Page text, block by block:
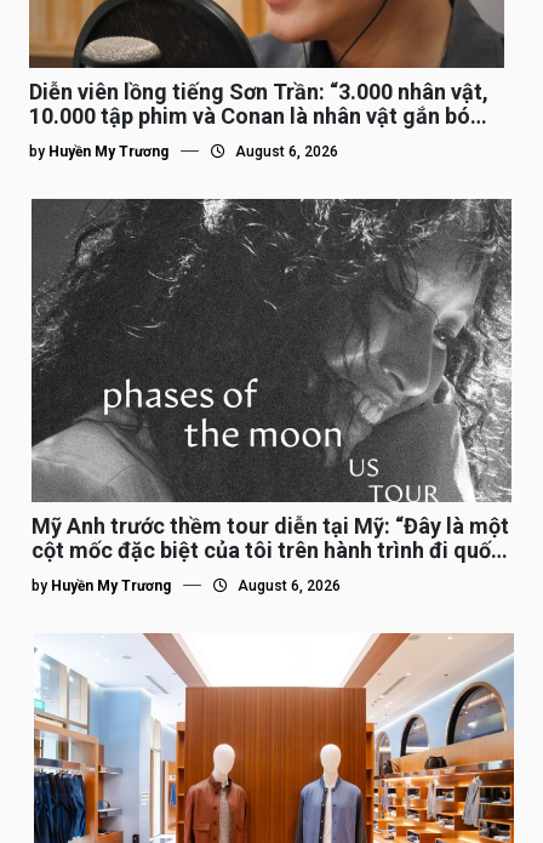
Diễn viên lồng tiếng Sơn Trần: “3.000 nhân vật,
10.000 tập phim và Conan là nhân vật gắn bó
lâu nhất”
by Huyền My Trương August 6, 2026
Mỹ Anh trước thềm tour diễn tại Mỹ: “Đây là một
cột mốc đặc biệt của tôi trên hành trình đi quốc
tế”
by Huyền My Trương August 6, 2026